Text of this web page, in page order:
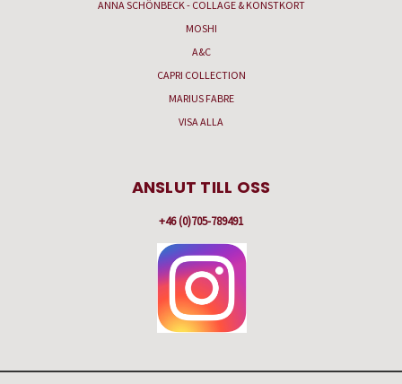
ANNA SCHÖNBECK - COLLAGE & KONSTKORT
MOSHI
A&C
CAPRI COLLECTION
MARIUS FABRE
VISA ALLA
ANSLUT TILL OSS
+46 (0)705-789491